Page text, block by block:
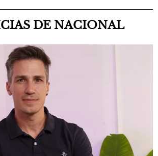
DE NACIONAL